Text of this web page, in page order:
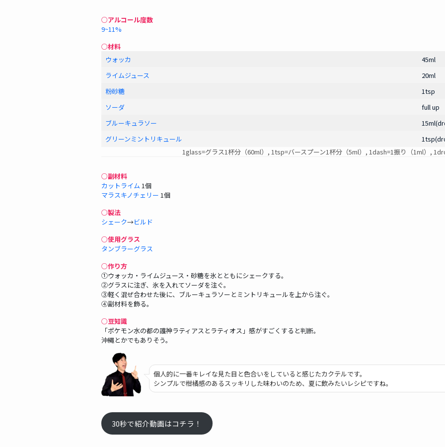
○アルコール度数
9~11%
○材料
ウォッカ
45ml
ライムジュース
20ml
粉砂糖
1tsp
ソーダ
full up
ブルーキュラソー
グリーンミントリキュール
1glass=グラス1杯分（60ml）, 1tsp=バースプーン1杯分（5ml）, 1dash=1振り（1ml）,
○副材料
カットライム 1個
マラスキノチェリー 1個
○製法
シェーク→ビルド
○使用グラス
タンブラーグラス
○作り方
①ウォッカ・ライムジュース・砂糖を氷とともにシェークする。
②グラスに注ぎ、氷を入れてソーダを注ぐ。
③軽く混ぜ合わせた後に、ブルーキュラソーとミントリキュールを上から注ぐ。
④副材料を飾る。
○豆知識
「ポケモン水の都の護神ラティアスとラティオス」感がすごくすると判断。
沖縄とかでもありそう。
個人的に一番キレイな見た目と色合いをしていると感じたカクテルです。
シンプルで柑橘感のあるスッキリした味わいのため、夏に飲みたいレシピですね。
30秒で紹介動画はコチラ！